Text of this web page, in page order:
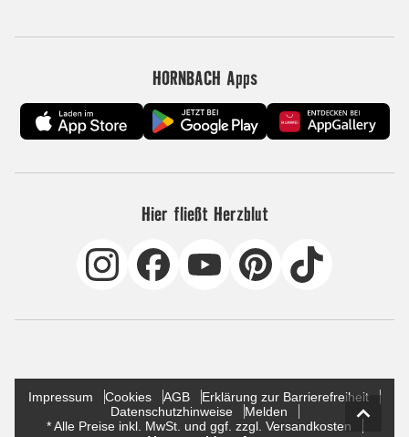
HORNBACH Apps
Hier fließt Herzblut
Impressum Cookies AGB
Erklärung zur Barrierefreiheit
Datenschutzhinweise
Melden
* Alle Preise inkl. MwSt. und ggf. zzgl. Versandkosten